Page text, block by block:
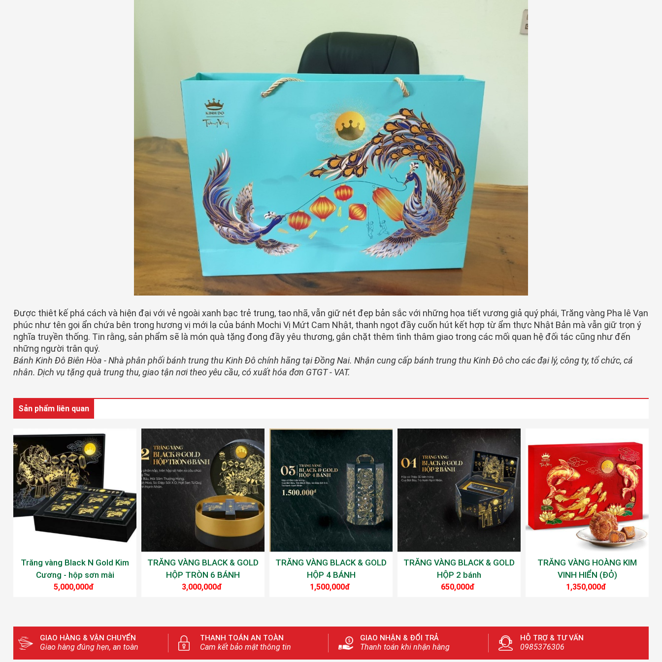
Được thiêt kế phá cách và hiện đại với vẻ ngoài xanh bạc trẻ trung, tao nhã, vẫn giữ nét đẹp bản sắc với những họa tiết vương giả quý phái, Trăng vàng Pha lê Vạn
phúc như tên gọi ẩn chứa bên trong hương vị mới lạ của bánh Mochi Vị Mứt Cam Nhật, thanh ngọt đầy cuốn hút kết hợp từ ẩm thực Nhật Bản mà vẫn giữ trọn ý
nghĩa truyền thống. Tin rằng, sản phẩm sẽ là món quà tặng đong đầy yêu thương, gắn chặt thêm tình thâm giao trong các mối quan hệ đối tác cũng như đến
những người trân quý.
Bánh Kinh Đô Biên Hòa - Nhà phân phối bánh trung thu Kinh Đô chính hãng tại Đồng Nai. Nhận cung cấp bánh trung thu Kinh Đô cho các đại lý, công ty, tổ chức, cá
nhân. Dịch vụ tặng quà trung thu, giao tận nơi theo yêu cầu, có xuất hóa đơn GTGT - VAT.
Sản phẩm liên quan
Trăng vàng Black N Gold Kim
Cương - hộp sơn mài
5,000,000đ
TRĂNG VÀNG BLACK & GOLD
HỘP TRÒN 6 BÁNH
3,000,000đ
TRĂNG VÀNG BLACK & GOLD
HỘP 4 BÁNH
1,500,000đ
TRĂNG VÀNG BLACK & GOLD
HỘP 2 bánh
650,000đ
TRĂNG VÀNG HOÀNG KIM
VINH HIỂN (ĐỎ)
1,350,000đ
GIAO HÀNG & VẬN CHUYỂN
Giao hàng đúng hẹn, an toàn
THANH TOÁN AN TOÀN
Cam kết bảo mật thông tin
GIAO NHẬN & ĐỔI TRẢ
Thanh toán khi nhận hàng
HỖ TRỢ & TƯ VẤN
0985376306